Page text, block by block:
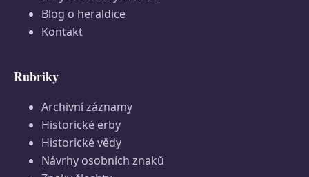
Blog o heraldice
Kontakt
Rubriky
Archivní záznamy
Historické erby
Historické vědy
Návrhy osobních znaků